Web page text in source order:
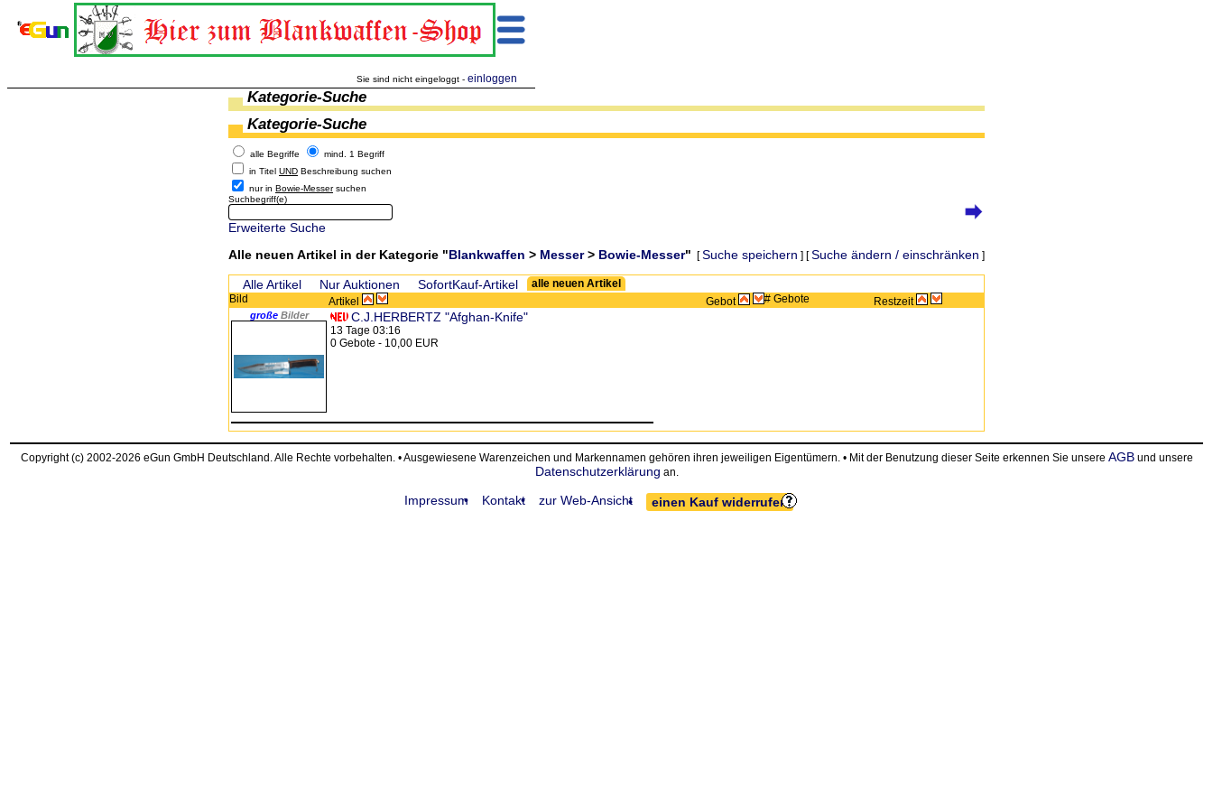
Sie sind nicht eingeloggt - einloggen
Kategorie-Suche
Kategorie-Suche
alle Begriffe
mind. 1 Begriff
in Titel UND Beschreibung suchen
nur in Bowie-Messersuchen
Suchbegriff(e)
Erweiterte Suche
Alle neuen Artikel in der Kategorie "Blankwaffen > Messer> Bowie-Messer" [Suche speichern ] [Suche ändern / einschränken ]
Alle Artikel Nur Auktionen SofortKauf-Artikel
alle neuen Artikel
Bild
Artikel Gebot # Gebote Restzeit
große Bilder C.J.HERBERTZ "Afghan-Knife"
13 Tage 03:16
0 Gebote - 10,00 EUR
Copyright (c) 2002-2026 eGun GmbH Deutschland. Alle Rechte vorbehalten. • Ausgewiesene Warenzeichen und Markennamen gehören ihren jeweiligen Eigentümern. • Mit der Benutzung dieser Seite erkennen Sie unsere AGBund unsere
Datenschutzerklärung an.
Impressum Kontakt zur Web-Ansicht einen Kauf widerrufen